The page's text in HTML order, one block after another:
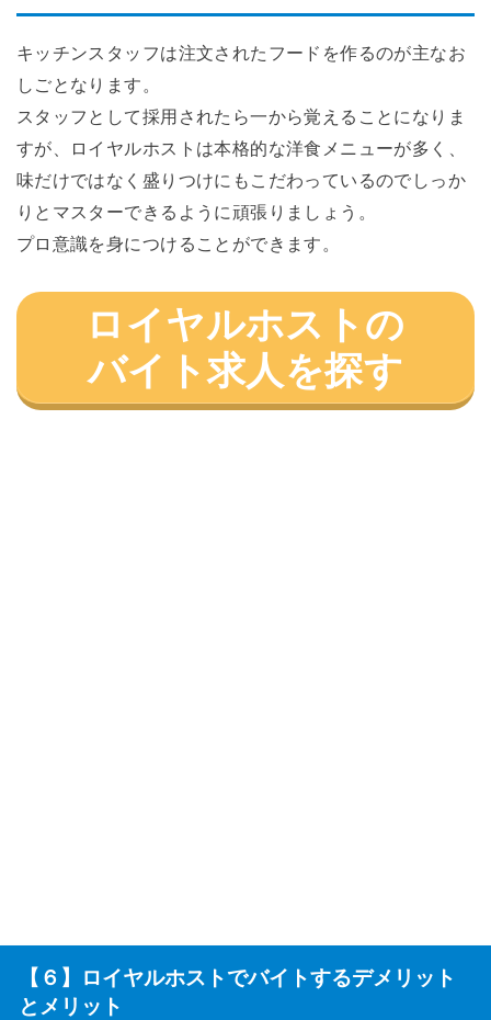
キッチンスタッフは注文されたフードを作るのが主なお
しごとなります。
スタッフとして採用されたら一から覚えることになりま
すが、ロイヤルホストは本格的な洋食メニューが多く、
味だけではなく盛りつけにもこだわっているのでしっか
りとマスターできるように頑張りましょう。
プロ意識を身につけることができます。
ロイヤルホストの
バイト求人を探す
【６】ロイヤルホストでバイトするデメリット
とメリット